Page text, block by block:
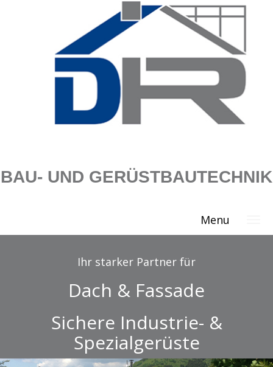
BAU- UND GERÜSTBAUTECHNIK
Menu
Ihr starker Partner für
Dach & Fassade
Sichere Industrie- &
Spezialgerüste